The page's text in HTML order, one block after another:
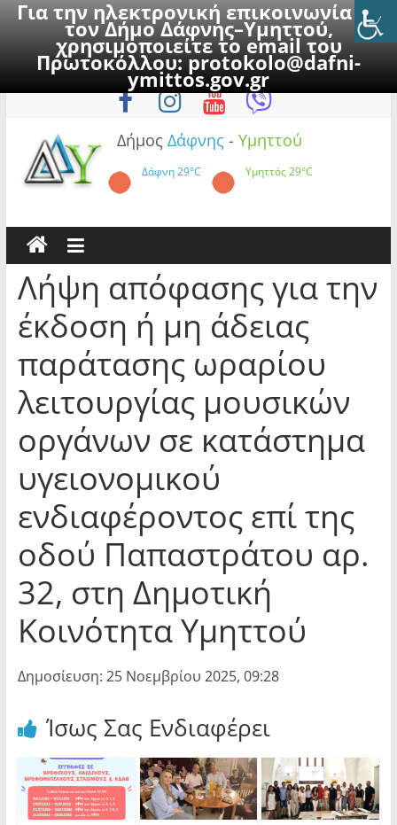
Για την ηλεκτρονική επικοινωνία με
τον Δήμο Δάφνης–Υμηττού,
χρησιμοποιείτε το email του
Πρωτοκόλλου:protokolo@dafni-
ymittos.gov.gr
to
Κυριακή, 9 Αυγούστου 2026
Δήμος Δάφνης - Υμηττού
Δάφνη29°C Υμηττός29°C
Λήψη απόφασης για την
έκδοση ή μη άδειας
παράτασης ωραρίου
λειτουργίας μουσικών
οργάνων σε κατάστημα
υγειονομικού
ενδιαφέροντος επί της
οδού Παπαστράτου αρ.
32, στη Δημοτική
Κοινότητα Υμηττού
Δημοσίευση: 25 Νοεμβρίου 2025, 09:28
Ίσως Σας Ενδιαφέρει